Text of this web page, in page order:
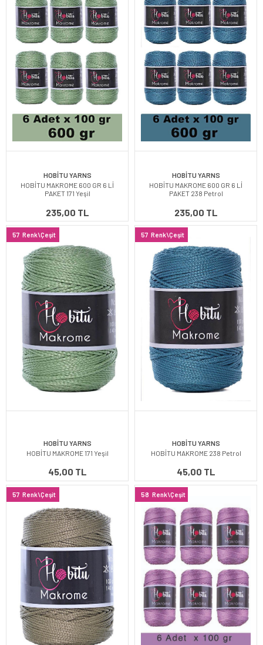
HOBİTU YARNS
HOBİTU MAKROME 600 GR 6 Lİ
PAKET 171 Yeşil
235,00 TL
HOBİTU YARNS
HOBİTU MAKROME 600 GR 6 Lİ
PAKET 238 Petrol
235,00 TL
57 Renk\Çeşit
HOBİTU YARNS
HOBİTU MAKROME 171 Yeşil
45,00 TL
57 Renk\Çeşit
HOBİTU YARNS
HOBİTU MAKROME 238 Petrol
45,00 TL
57 Renk\Çeşit 58 Renk\Çeşit